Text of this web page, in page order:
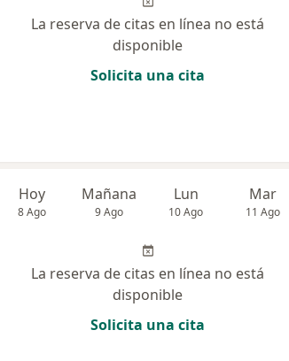
La reserva de citas en línea no está
disponible
Solicita una cita
Hoy
8 Ago
Mañana
9 Ago
Lun
10 Ago
Mar
11 Ago
La reserva de citas en línea no está
disponible
Solicita una cita